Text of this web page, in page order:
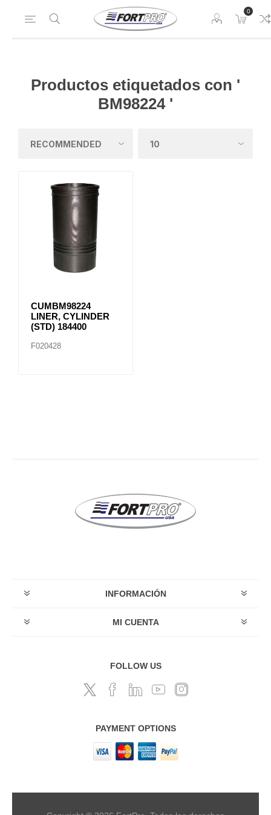
0
Productos etiquetados con '
BM98224 '
CUMBM98224
LINER, CYLINDER
(STD) 184400
F020428
INFORMACIÓN
MI CUENTA
FOLLOW US
PAYMENT OPTIONS